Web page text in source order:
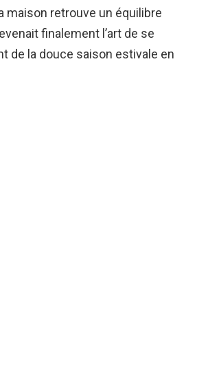
maison retrouve un équilibre
finalement l’art de se
de la douce saison estivale en